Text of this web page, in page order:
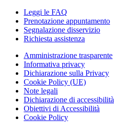
Leggi le FAQ
Prenotazione appuntamento
Segnalazione disservizio
Richiesta assistenza
Amministrazione trasparente
Informativa privacy
Dichiarazione sulla Privacy
Cookie Policy (UE)
Note legali
Dichiarazione di accessibilità
Obiettivi di Accessibilità
Cookie Policy